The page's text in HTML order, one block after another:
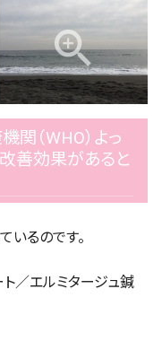
関（WHO）よっ
善効果があると
るのです。
／エルミタージュ鍼